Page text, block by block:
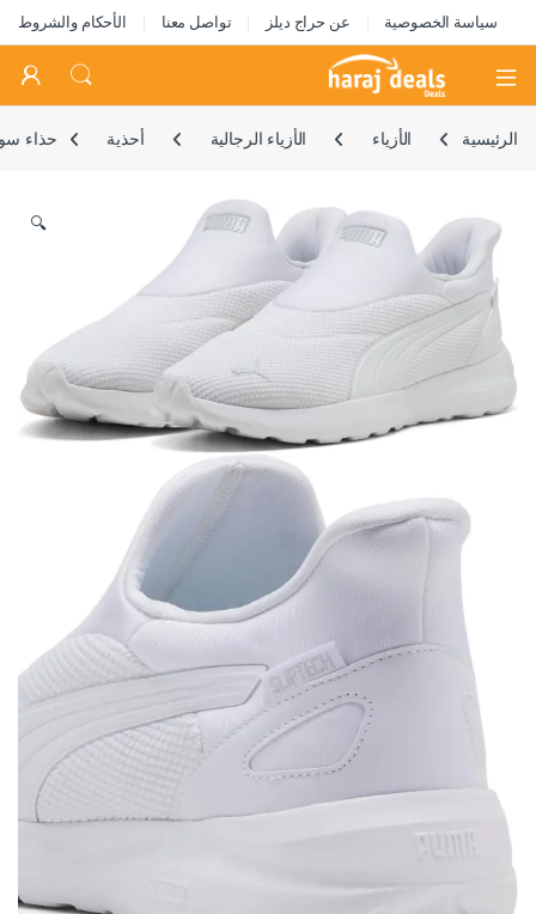
سياسة الخصوصية عن حراج ديلز تواصل معنا الأحكام والشروط
Open
الرئيسية الأزياء الأزياء الرجالية أحذية حذاء
🔍